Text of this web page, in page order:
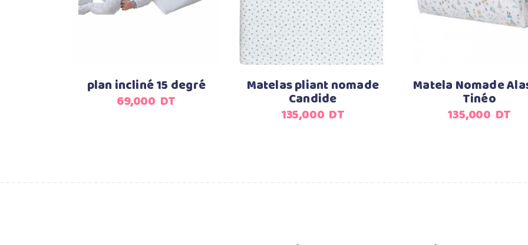
plan incliné 15 degré
69,000 DT
Matelas pliant nomade
Candide
135,000 DT
Matela Nomade
Tinéo
135,000 DT